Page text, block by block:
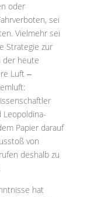
oder
sei
Vielmehr sei
Strategie zur
der heute
Luft ‒
Leopoldina-
Papier darauf
von
deshalb zu
hat